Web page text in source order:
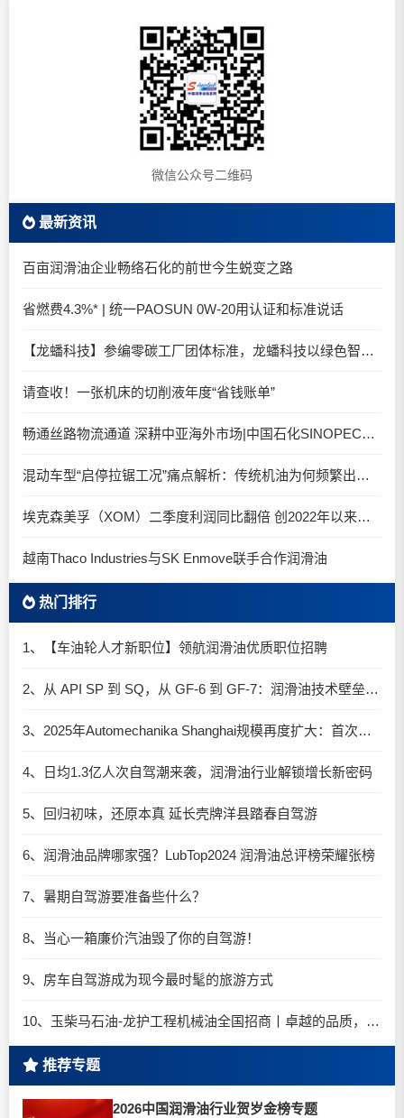
微信公众号二维码
最新资讯
百亩润滑油企业畅络石化的前世今生蜕变之路
省燃费4.3%* | 统一PAOSUN 0W-20用认证和标准说话
【龙蟠科技】参编零碳工厂团体标准，龙蟠科技以绿色智造锚定零碳未来
请查收！一张机床的切削液年度“省钱账单”
畅通丝路物流通道 深耕中亚海外市场|中国石化SINOPEC润滑油北京-阿拉木图图定班列顺利抵达
混动车型“启停拉锯工况”痛点解析：传统机油为何频繁出现油泥堆积？
埃克森美孚（XOM）二季度利润同比翻倍 创2022年以来新高
越南Thaco Industries与SK Enmove联手合作润滑油
热门排行
1、【车油轮人才新职位】领航润滑油优质职位招聘
2、从 API SP 到 SQ，从 GF-6 到 GF-7：润滑油技术壁垒再升高，你准备好了吗？
3、2025年Automechanika Shanghai规模再度扩大：首次启用国家会展中心（上海）全部15个展馆
4、日均1.3亿人次自驾潮来袭，润滑油行业解锁增长新密码​
5、回归初味，还原本真 延长壳牌洋县踏春自驾游
6、润滑油品牌哪家强？LubTop2024 润滑油总评榜荣耀张榜
7、暑期自驾游要准备些什么？
8、当心一箱廉价汽油毁了你的自驾游！
9、房车自驾游成为现今最时髦的旅游方式
10、玉柴马石油-龙护工程机械油全国招商丨卓越的品质，专业的品牌！
推荐专题
2026中国润滑油行业贺岁金榜专题